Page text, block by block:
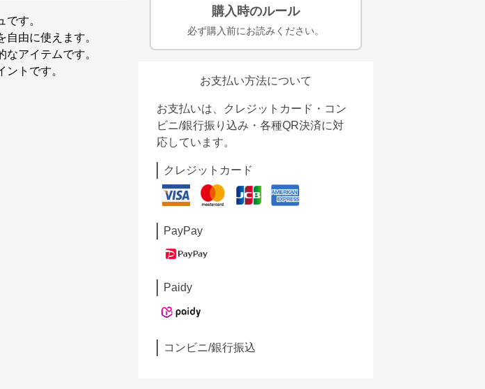
す。
由に使えます。
アイテムです。
トです。
購入時のルール
必ず購入前にお読みください。
お支払い方法について
お支払いは、クレジットカード・コン
ビニ/銀行振り込み・各種QR決済に対
応しています。
クレジットカード
PayPay
Paidy
コンビニ/銀行振込